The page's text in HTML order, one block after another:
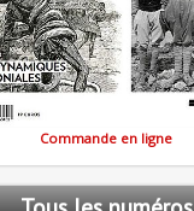
Commande en ligne